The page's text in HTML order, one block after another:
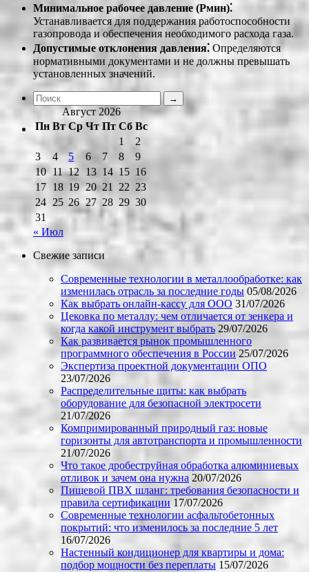
Минимальное рабочее давление (Рмин)⁚
Устанавливается для поддержания работоспособности
газопровода и обеспечения необходимого расхода газа.
Допустимые отклонения давления⁚ Определяются
нормативными документами и не должны превышать
установленных значений.
Август 2026
Пн Вт Ср Чт Пт Сб Вс
1
2
3
4 5 6 7 8
9
10 11 12 13 14 15 16
17 18 19 20 21 22 23
24 25 26 27 28 29 30
31
« Июл
Свежие записи
Современные технологии в металлообработке: как
изменилась отрасль за последние годы 05/08/2026
Как выбрать онлайн-кассу для ООО 31/07/2026
Цековка по металлу: чем отличается от зенкера и
когда какой инструмент выбрать 29/07/2026
Как развивается рынок промышленного
программного обеспечения в России 25/07/2026
Экспертиза проектной документации ОПО
23/07/2026
Распределительные щиты: как выбрать
оборудование для безопасной электросети
21/07/2026
Компримированный природный газ: новые
горизонты для автотранспорта и промышленности
21/07/2026
Что такое дробеструйная обработка алюминиевых
отливок и зачем она нужна 20/07/2026
Пищевой ПВХ шланг: требования безопасности и
правила сертификации 17/07/2026
Современные технологии асфальтобетонных
покрытий: что изменилось за последние 5 лет
16/07/2026
Настенный кондиционер для квартиры и дома:
подбор мощности без переплаты 15/07/2026